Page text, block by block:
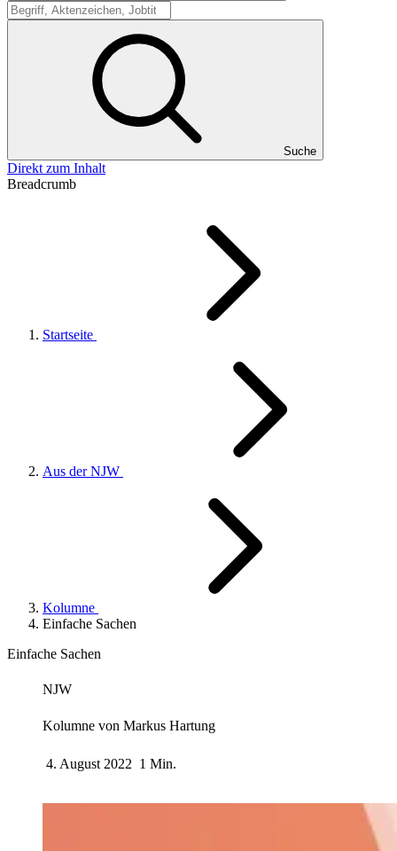
Suche
Suche
Direkt zum Inhalt
Breadcrumb
Startseite
Aus der NJW
Kolumne
Einfache Sachen
Einfache Sachen
NJW
Kolumne von Markus Hartung
4. August 2022 1 Min.